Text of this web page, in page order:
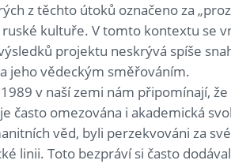
z těchto útoků označeno za
kultuře. V tomto kontextu se
projektu neskrývá spíše
jeho vědeckým směřováním.
v naší zemi nám připomínají,
často omezována i akademická
věd, byli perzekvováni za
linii. Toto bezpráví si často